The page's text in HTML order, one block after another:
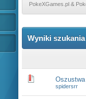
PokeXGames.pl &
Wyniki szukania
spidersrr